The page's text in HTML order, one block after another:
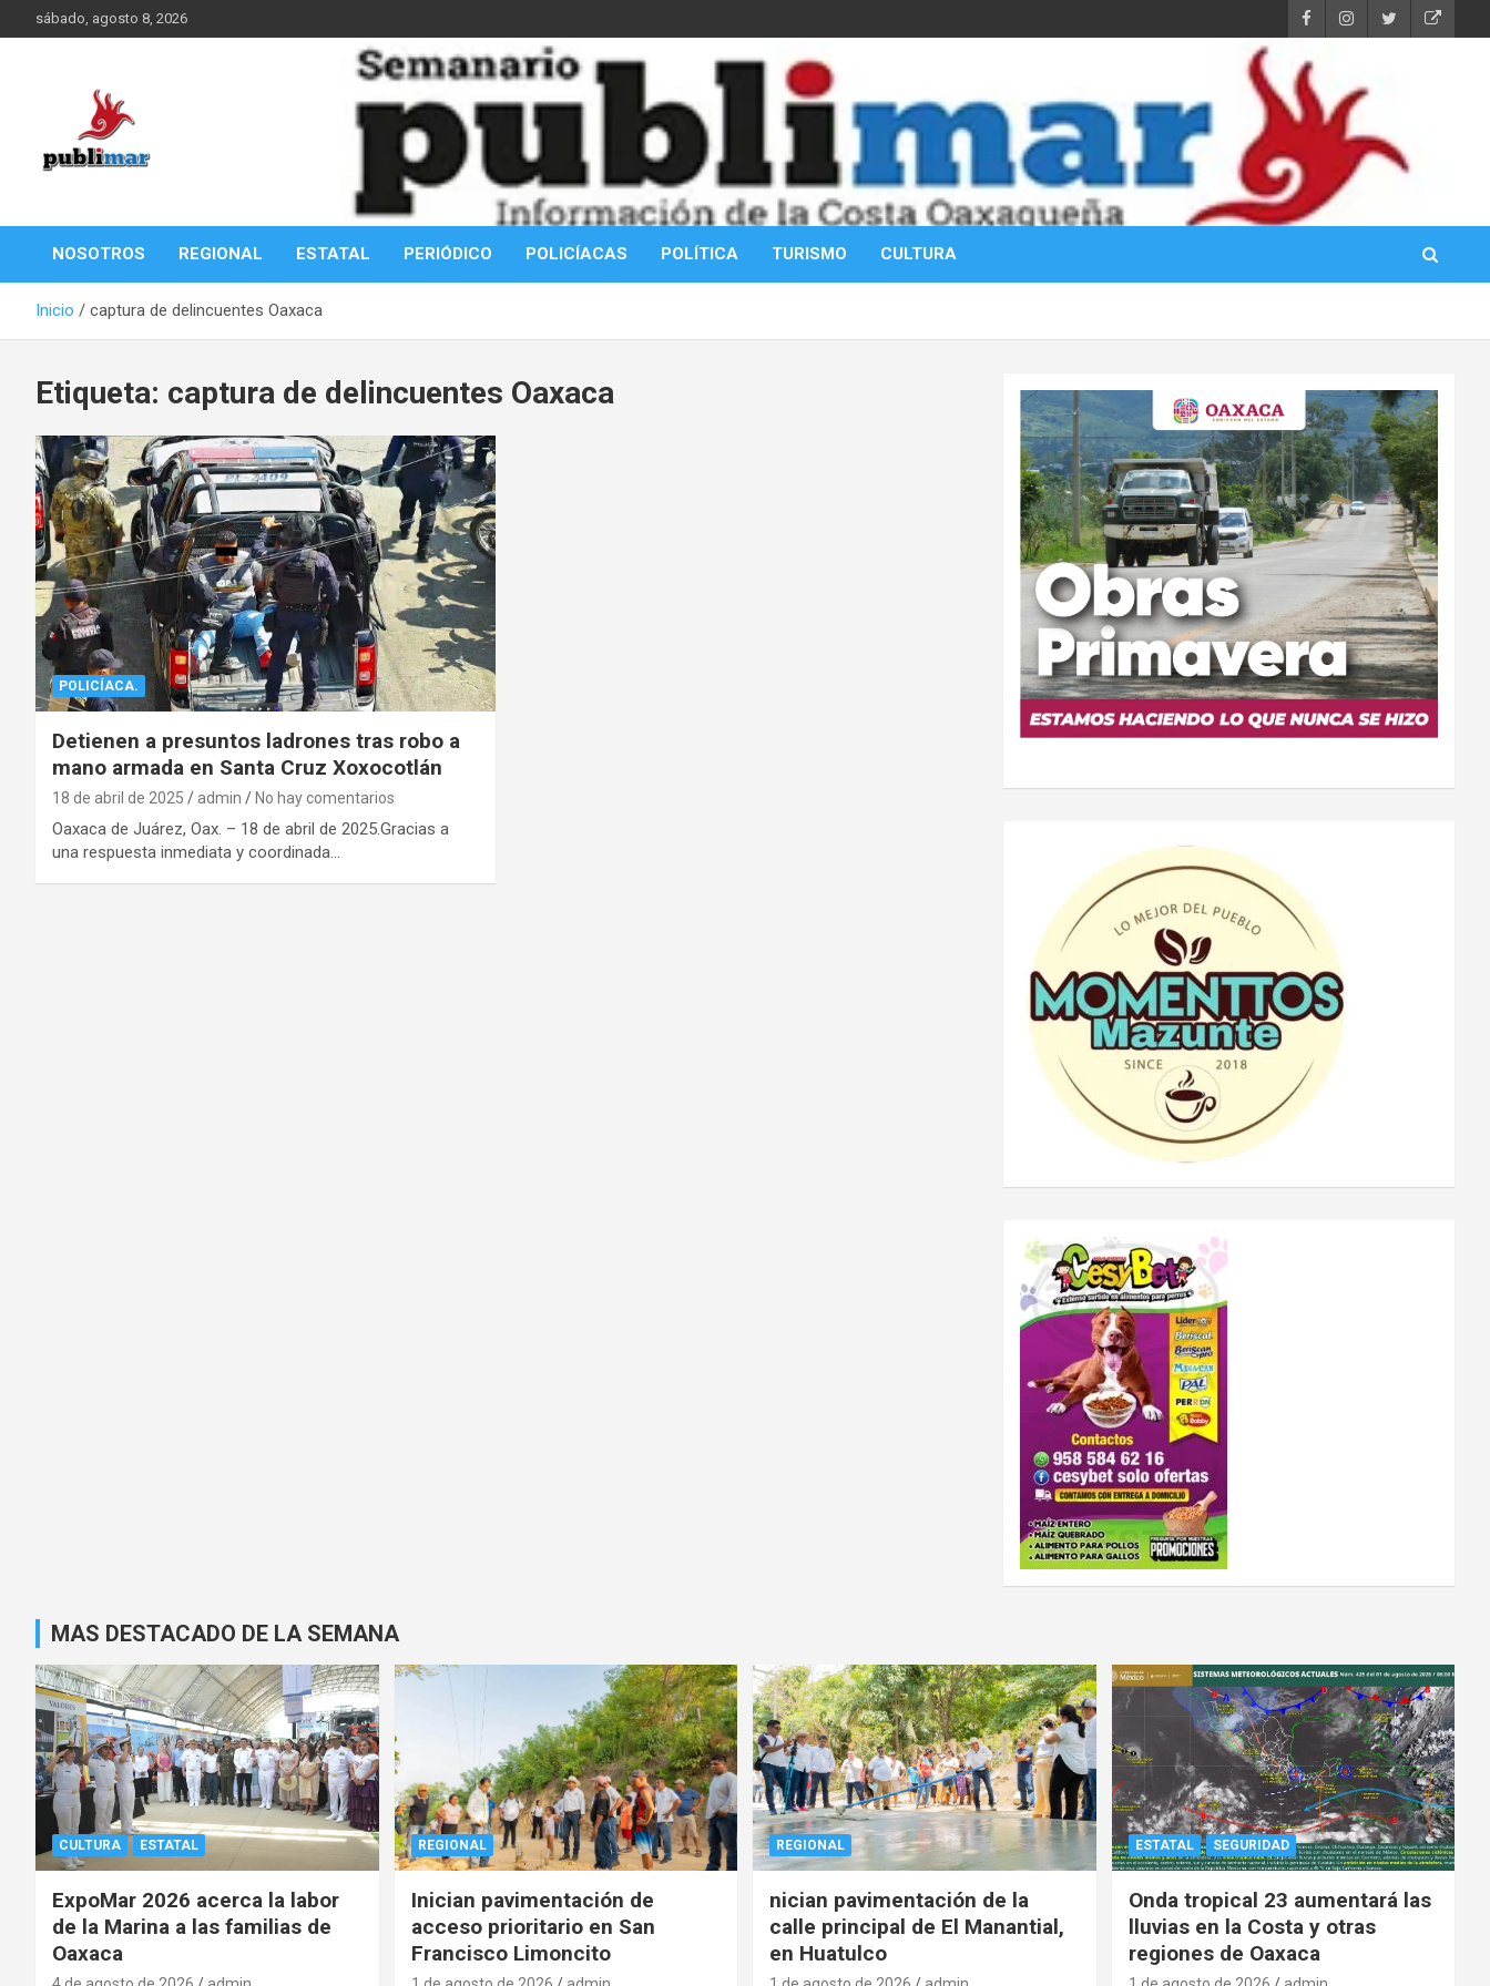
al
sábado, agosto 8, 2026
PubliMar
NOSOTROS REGIONAL ESTATAL PERIÓDICO POLICÍACAS POLÍTICA TURISMO CULTURA
Inicio captura de delincuentes Oaxaca
Etiqueta: captura de delincuentes Oaxaca
POLICÍACA.
Detienen a presuntos ladrones tras robo a
mano armada en Santa Cruz Xoxocotlán
18 de abril de 2025 admin No hay comentarios
Oaxaca de Juárez, Oax. – 18 de abril de 2025.Gracias a
una respuesta inmediata y coordinada…
MAS DESTACADO DE LA SEMANA
CULTURA ESTATAL
ExpoMar 2026 acerca la labor
de la Marina a las familias de
Oaxaca
REGIONAL
Inician pavimentación de
acceso prioritario en San
Francisco Limoncito
REGIONAL
nician pavimentación de la
calle principal de El Manantial,
en Huatulco
ESTATAL SEGURIDAD
Onda tropical 23 aumentará las
lluvias en la Costa y otras
regiones de Oaxaca